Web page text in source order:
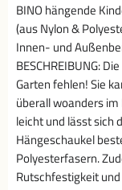
BINO hängende
(aus Nylon &
Innen- und
BESCHREIBUNG:
Garten fehlen! Sie
überall woanders
leicht und lässt sich
Hängeschaukel
Polyesterfasern.
Rutschfestigkeit